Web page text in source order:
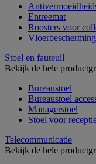
Entreemat
Roosters voor
Stoel en fauteuil
Bekijk de hele
Bureaustoel
Bureaustoel
Managerstoel
Stoel voor
Telecommunicatie
Bekijk de hele